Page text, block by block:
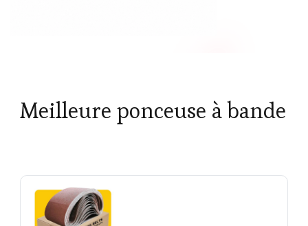
Meilleure ponceuse à bande